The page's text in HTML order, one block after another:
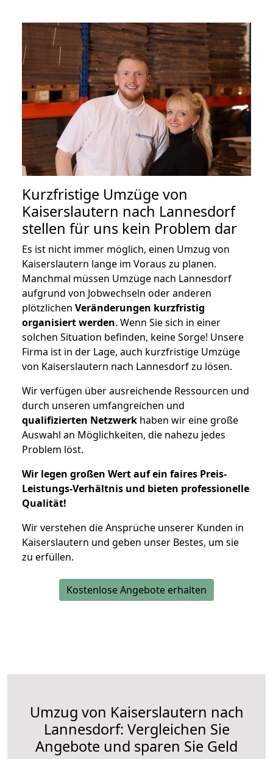
Kurzfristige Umzüge von
Kaiserslautern nach Lannesdorf
stellen für uns kein Problem dar
Es ist nicht immer möglich, einen Umzug von
Kaiserslautern lange im Voraus zu planen.
Manchmal müssen Umzüge nach Lannesdorf
aufgrund von Jobwechseln oder anderen
plötzlichen Veränderungen kurzfristig
organisiert werden. Wenn Sie sich in einer
solchen Situation befinden, keine Sorge! Unsere
Firma ist in der Lage, auch kurzfristige Umzüge
von Kaiserslautern nach Lannesdorf zu lösen.
Wir verfügen über ausreichende Ressourcen und
durch unseren umfangreichen und
qualifizierten Netzwerk haben wir eine große
Auswahl an Möglichkeiten, die nahezu jedes
Problem löst.
Wir legen großen Wert auf ein faires Preis-
Leistungs-Verhältnis und bieten professionelle
Qualität!
Wir verstehen die Ansprüche unserer Kunden in
Kaiserslautern und geben unser Bestes, um sie
zu erfüllen.
Kostenlose Angebote erhalten
Umzug von Kaiserslautern nach
Lannesdorf: Vergleichen Sie
Angebote und sparen Sie Geld